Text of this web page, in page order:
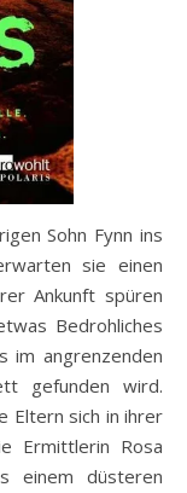
Sohn Fynn ins
sie einen
Ankunft spüren
Bedrohliches
im angrenzenden
gefunden wird.
Eltern sich in ihrer
Ermittlerin Rosa
einem düsteren